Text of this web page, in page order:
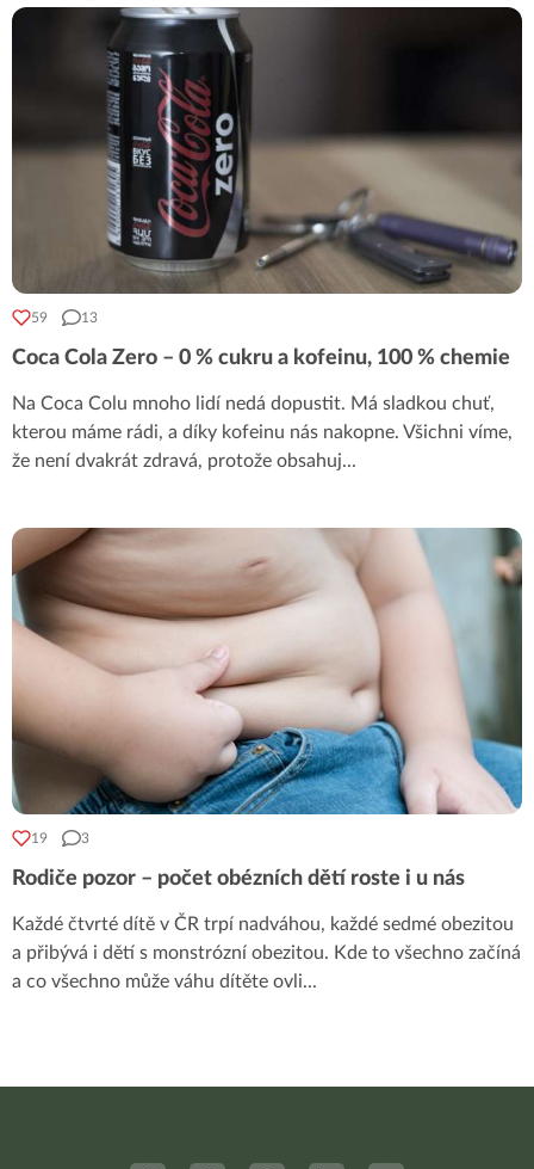
59 13
Coca Cola Zero – 0 % cukru a kofeinu, 100 % chemie
Na Coca Colu mnoho lidí nedá dopustit. Má sladkou chuť,
kterou máme rádi, a díky kofeinu nás nakopne. Všichni víme,
že není dvakrát zdravá, protože obsahuj...
19 3
Rodiče pozor – počet obézních dětí roste i u nás
Každé čtvrté dítě v ČR trpí nadváhou, každé sedmé obezitou
a přibývá i dětí s monstrózní obezitou. Kde to všechno začíná
a co všechno může váhu dítěte ovli...